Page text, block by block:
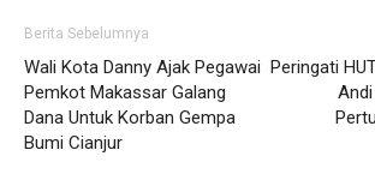
Berita Sebelumnya
Wali Kota Danny Ajak Pegawai
Pemkot Makassar Galang
Dana Untuk Korban Gempa
Bumi Cianjur
Peringati